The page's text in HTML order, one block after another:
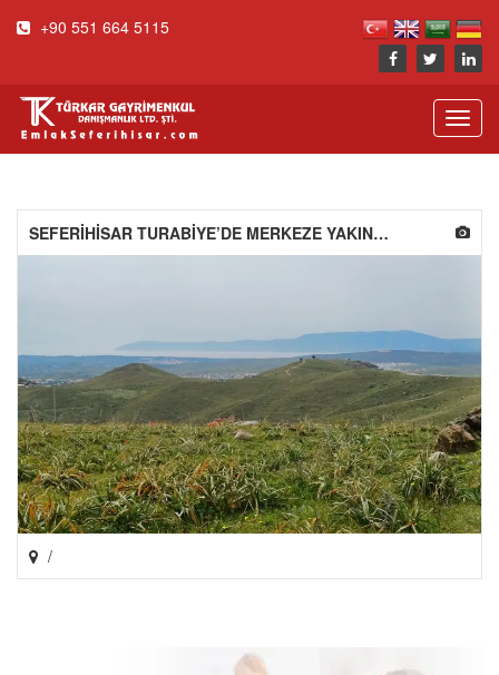
+90 551 664 5115
SEFERİHİSAR TURABİYE’DE MERKEZE YAKIN KONUMDA 33 DÖNÜM ZEYTİNLİK
/